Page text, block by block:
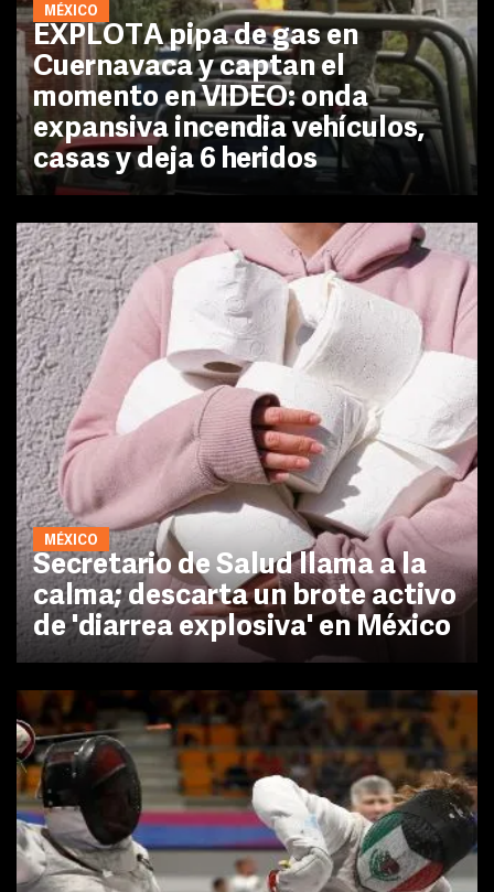
MÉXICO
EXPLOTA pipa de gas en
Cuernavaca y captan el
momento en VIDEO: onda
expansiva incendia vehículos,
casas y deja 6 heridos
MÉXICO
Secretario de Salud llama a la
calma; descarta un brote activo
de 'diarrea explosiva' en México